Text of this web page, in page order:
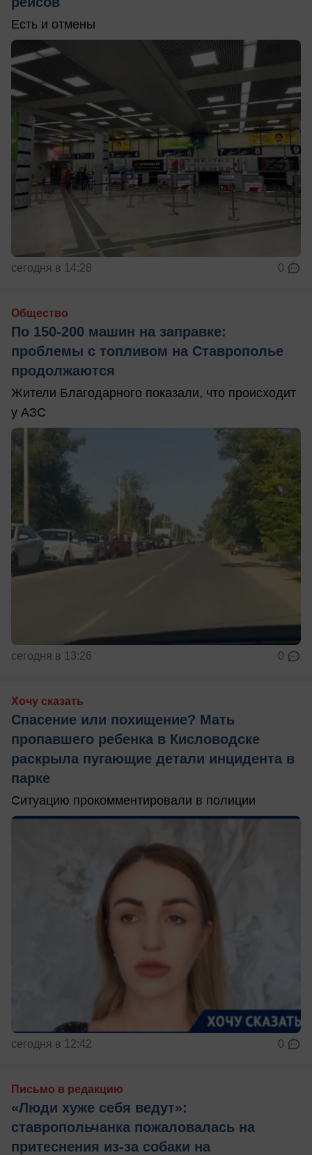
Есть и отмены
сегодня в 14:28 0
Общество
По 150-200 машин на заправке:
проблемы с топливом на Ставрополье
продолжаются
Жители Благодарного показали, что происходит
у АЗС
сегодня в 13:26 0
Хочу сказать
Спасение или похищение? Мать
пропавшего ребенка в Кисловодске
раскрыла пугающие детали инцидента в
парке
Ситуацию прокомментировали в полиции
сегодня в 12:42 0
Письмо в редакцию
«Люди хуже себя ведут»:
ставропольчанка пожаловалась на
притеснения из-за собаки на